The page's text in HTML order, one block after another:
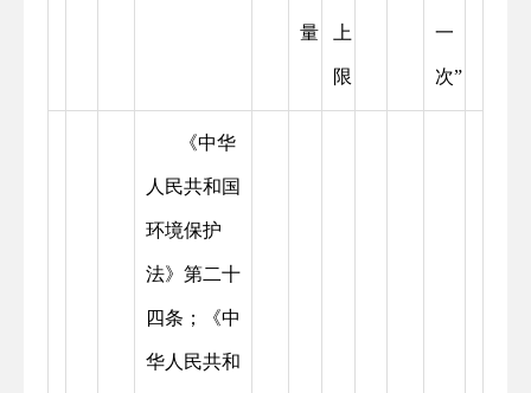
量 上
限
一
次”
《中华
人民共和国
环境保护
法》第二十
四条；《中
华人民共和